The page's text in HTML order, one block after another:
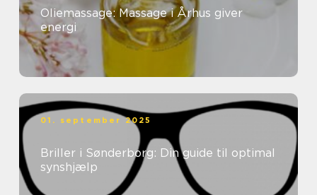
Oliemassage: Massage i Århus giver
energi
01. september 2025
Briller i Sønderborg: Din guide til optimal
synshjælp